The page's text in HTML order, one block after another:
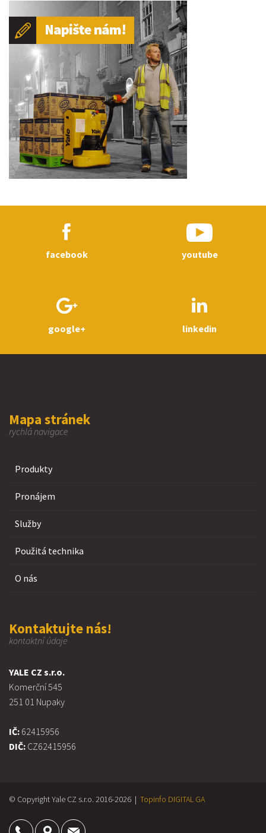
facebook youtube
google+ linkedin
Mapa stránek
rychlá navigace
Produkty
Pronájem
Služby
Použitá technika
O nás
Kontaktujte nás!
kontaktní údaje
YALE CZ s.r.o.
Komerční 545
251 01 Nupaky
IČ: 62415956
DIČ: CZ62415956
© Copyright Yale CZ s.r.o. 2016-2026 | Topinfo DIGITAL GA